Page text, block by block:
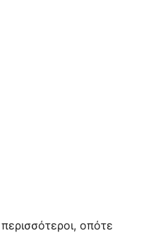
οπότε